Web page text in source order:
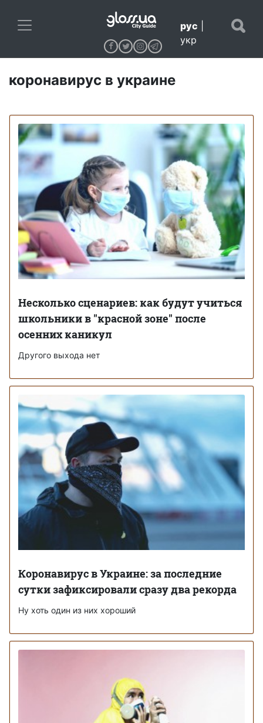
рус
укр
коронавирус в украине
Несколько сценариев: как будут учиться
школьники в "красной зоне" после
осенних каникул
Другого выхода нет
Коронавирус в Украине: за последние
сутки зафиксировали сразу два рекорда
Ну хоть один из них хороший